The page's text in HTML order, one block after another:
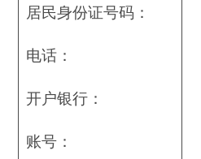
居民身份证号码：
电话：
开户银行：
账号：